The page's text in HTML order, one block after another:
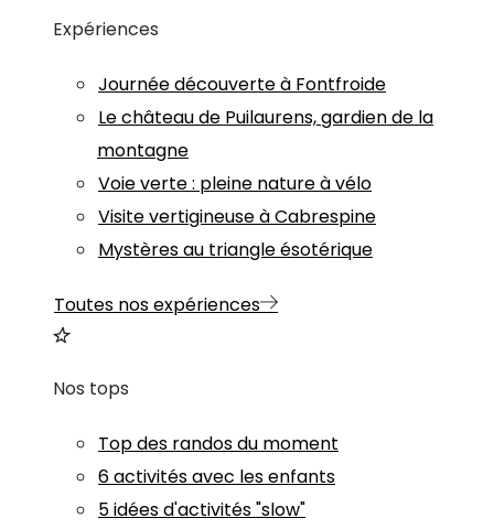
Expériences
Journée découverte à Fontfroide
Le château de Puilaurens, gardien de la
montagne
Voie verte : pleine nature à vélo
Visite vertigineuse à Cabrespine
Mystères au triangle ésotérique
Toutes nos expériences
Nos tops
Top des randos du moment
6 activités avec les enfants
5 idées d'activités "slow"